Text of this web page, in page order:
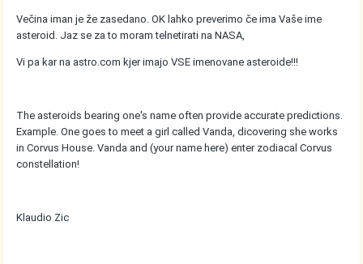
Večina iman je že zasedano. OK lahko preverimo če ima Vaše ime
asteroid. Jaz se za to moram telnetirati na NASA,
Vi pa kar na astro.com kjer imajo VSE imenovane asteroide!!!
The asteroids bearing one's name often provide accurate predictions.
Example. One goes to meet a girl called Vanda, dicovering she works
in Corvus House. Vanda and (your name here) enter zodiacal Corvus
constellation!
Klaudio Zic